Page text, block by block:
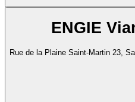
ENGIE
Rue de la Plaine Saint-Martin 23,